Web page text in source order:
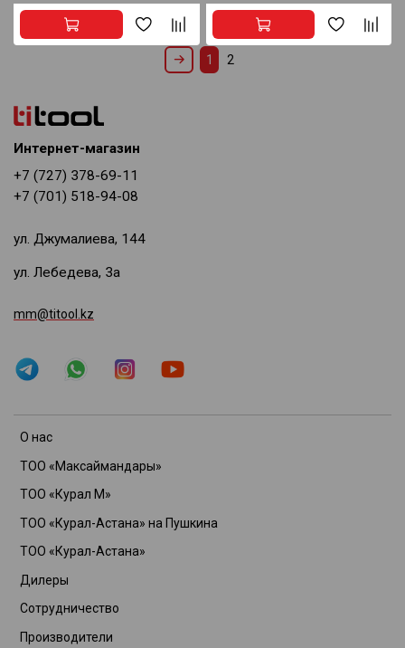
1 2
О нас
ТОО «Максаймандары»
ТОО «Курал М»
ТОО «Курал-Астана» на Пушкина
ТОО «Курал-Астана»
Дилеры
Сотрудничество
Производители
Интернет-магазин
+7 (727) 378-69-11
+7 (701) 518-94-08
ул. Джумалиева, 144
ул. Лебедева, 3а
mm@titool.kz